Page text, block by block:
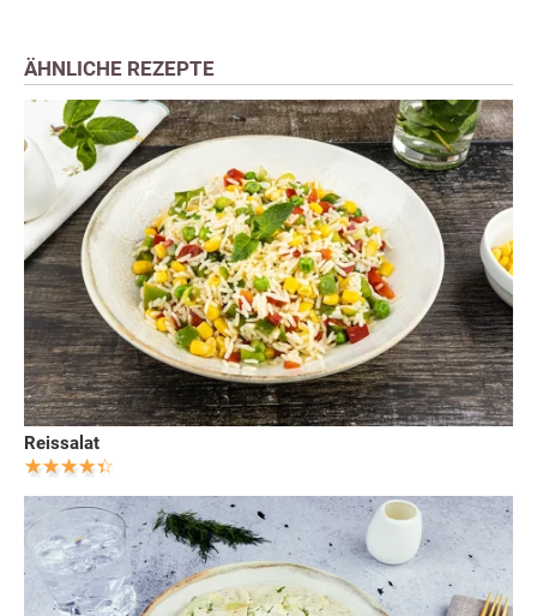
ÄHNLICHE REZEPTE
Reissalat